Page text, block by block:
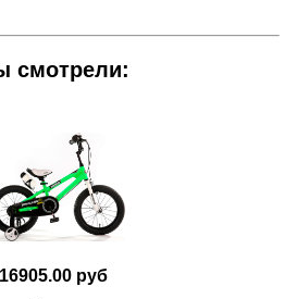
смотрели:
16905.00 руб